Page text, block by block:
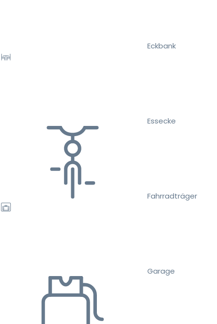
Eckbank
Essecke
Fahrradträger
Garage